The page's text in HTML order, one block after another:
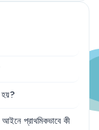
হয়?
আইনে প্রাথমিকভাবে কী